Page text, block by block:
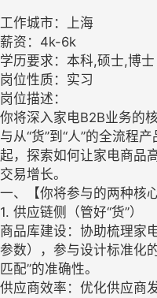
工作城市：上海
薪资：4k-6k
学历要求：本科,硕士,博士
岗位性质：实习
岗位描述：
你将深入家电B2B业务的
与从“货”到“人”的全流程
起，探索如何让家电商品
交易增长。
一、【你将参与的两种核
1. 供应链侧（管好“货”）
商品库建设：协助梳理家
参数），参与设计标准化
匹配”的准确性。
供应商效率：优化供应商